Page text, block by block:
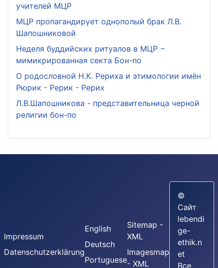
учителей МЦР
МЦР пропагандирует однополый брак Л.В.
Шапошниковой
Неделя буддийских ритуалов в МЦР −
мимикрированная секта Бон-по
О родословной Н.К. Рериха и этимологии имён
Рюрик - Рерик - Рерих
Л.В.Шапошникова - представительница черной
религии бон-по
Impressum
Datenschutzerklärung
English
Deutsch
Portuguese
Sitemap -
XML
Imagesmap
- XML
©
Сайт
lebendi
ge-
ethik.n
et
Все